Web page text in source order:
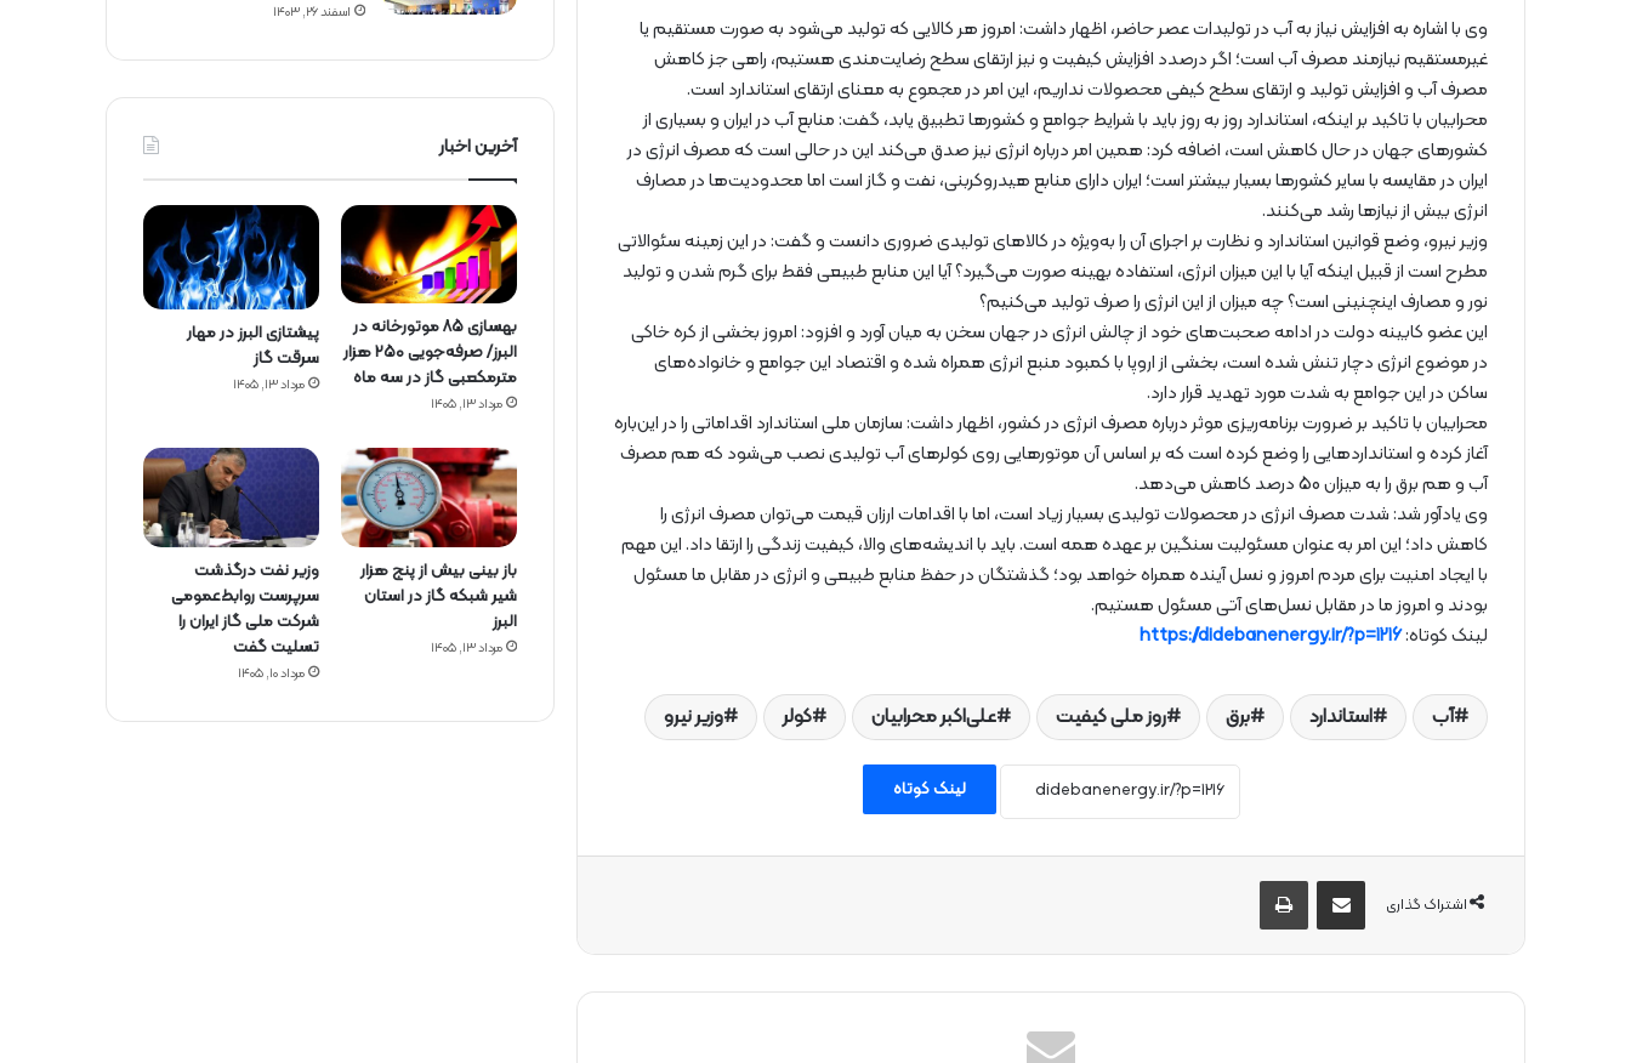
وی با اشاره به افزایش نیاز به آب در تولیدات عصر حاضر، اظهار داشت: امروز هر کالایی که تولید می‌شود به صورت مستقیم یا
غیرمستقیم نیازمند مصرف آب است؛ اگر درصدد افزایش کیفیت و نیز ارتقای سطح رضایت‌مندی هستیم، راهی جز کاهش
مصرف آب و افزایش تولید و ارتقای سطح کیفی محصولات نداریم، این امر در مجموع به معنای ارتقای استاندارد است.
محرابیان با تاکید بر اینکه، استاندارد روز به روز باید با شرایط جوامع و کشورها تطبیق یابد، گفت: منابع آب در ایران و بسیاری از
کشورهای جهان در حال کاهش است، اضافه کرد: همین امر درباره انرژی نیز صدق می‌کند این در حالی است که مصرف انرژی در
ایران در مقایسه با سایر کشورها بسیار بیشتر است؛ ایران دارای منابع هیدروکربنی، نفت و گاز است اما محدودیت‌ها در مصارف
انرژی بیش از نیازها رشد می‌کنند.
وزیر نیرو، وضع قوانین استاندارد و نظارت بر اجرای آن را به‌ویژه در کالاهای تولیدی ضروری دانست و گفت: در این زمینه سئوالاتی
مطرح است از قبیل اینکه آیا با این میزان انرژی، استفاده بهینه صورت می‌گیرد؟ آیا این منابع طبیعی فقط برای گرم شدن و تولید
نور و مصارف اینچنینی است؟ چه میزان از این انرژی را صرف تولید می‌کنیم؟
این عضو کابینه دولت در ادامه صحبت‌های خود از چالش انرژی در جهان سخن به میان آورد و افزود: امروز بخشی از کره خاکی
در موضوع انرژی دچار تنش شده است، بخشی از اروپا با کمبود منبع انرژی همراه شده و اقتصاد این جوامع و خانواده‌های
ساکن در این جوامع به شدت مورد تهدید قرار دارد.
محرابیان با تاکید بر ضرورت برنامه‌ریزی موثر درباره مصرف انرژی در کشور، اظهار داشت: سازمان ملی استاندارد اقداماتی را در این‌باره
آغاز کرده و استانداردهایی را وضع کرده است که بر اساس آن موتورهایی روی کولرهای آب تولیدی نصب می‌شود که هم مصرف
آب و هم برق را به میزان 50 درصد کاهش می‌دهد.
وی یادآور شد: شدت مصرف انرژی در محصولات تولیدی بسیار زیاد است، اما با اقدامات ارزان ‌قیمت می‌توان مصرف انرژی را
کاهش داد؛ این امر به عنوان مسئولیت سنگین بر عهده همه است. باید با اندیشه‌های والا، کیفیت زندگی را ارتقا داد. این مهم
با ایجاد امنیت برای مردم امروز و نسل آینده همراه خواهد بود؛ گذشتگان در حفظ منابع طبیعی و انرژی در مقابل ما مسئول
بودند و امروز ما در مقابل نسل‌های آتی مسئول هستیم.
لینک کوتاه:https://didebanenergy.ir/?p=1216
آب استاندارد برق روز ملی کیفیت علی‌اکبر محرابیان کولر وزیر نیرو
لینک کوتاه
اشتراک گذاری
از طریق ایمیل به اشتراک بگذارید
اسفند ۲۶, ۱۴۰۳
آخرین اخبار
بهسازی ۸۵ موتورخانه در
البرز/ صرفه‌جویی ۲۵۰ هزار
مترمکعبی گاز در سه ماه
مرداد ۱۳, ۱۴۰۵
پیشتازی البرز در مهار
سرقت گاز
مرداد ۱۳, ۱۴۰۵
باز بینی بیش از پنج هزار
شیر شبکه گاز در استان
البرز
مرداد ۱۳, ۱۴۰۵
وزیر نفت درگذشت
سرپرست روابط‌عمومی
شرکت ملی گاز ایران را
تسلیت گفت
مرداد ۱۰, ۱۴۰۵